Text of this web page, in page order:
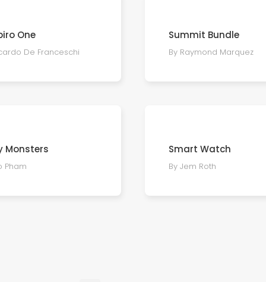
One
De Franceschi
Summit Bundle
By Raymond Marquez
Monsters
Pham
Smart Watch
By Jem Roth